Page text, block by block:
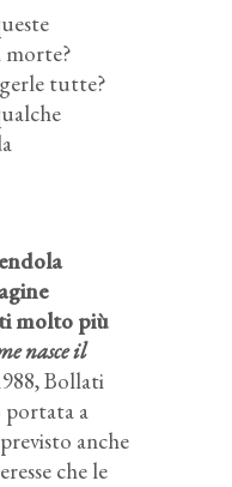
morte?
tutte?
molto più
nasce il
Bollati
portata a
anche
che le